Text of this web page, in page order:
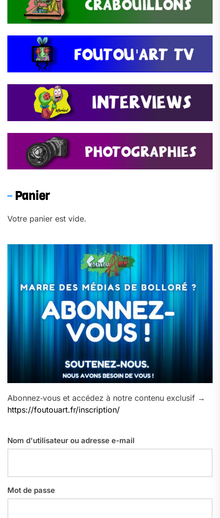
Panier
Votre panier est vide.
Abonnez‑vous et accédez à notre contenu exclusif →
https://foutouart.fr/inscription/
Nom d'utilisateur ou adresse e-mail
Mot de passe